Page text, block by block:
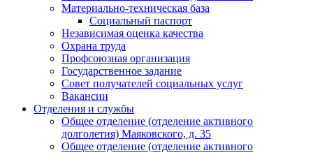
Материально-техническая база
Социальный паспорт
Независимая оценка качества
Охрана труда
Профсоюзная организация
Государственное задание
Совет получателей социальных услуг
Вакансии
Отделения и службы
Общее отделение (отделение активного
долголетия) Маяковского, д. 35
Общее отделение (отделение активного